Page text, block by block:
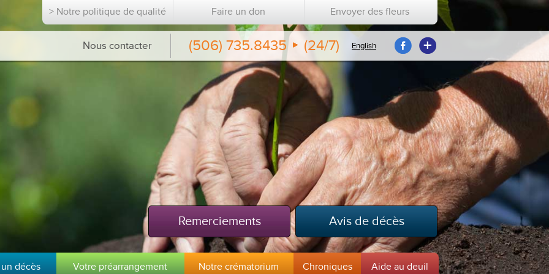
> Notre politique de qualité Faire un don Envoyer des fleurs
Nous contacter (506) 735.8435 (24/7) English
Avis de décès
Remerciements
décès Votre préarrangement Notre crématorium Chroniques Aide au deuil